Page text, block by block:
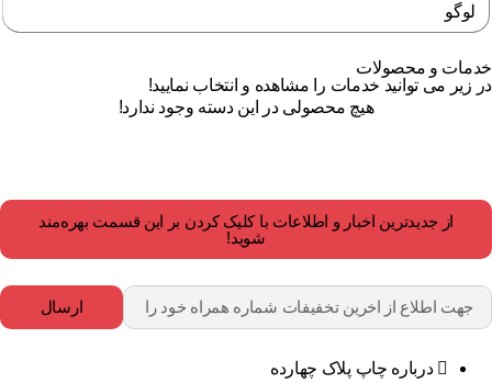
لوگو
خدمات و محصولات
در زیر می توانید خدمات را مشاهده و انتخاب نمایید!
هیچ محصولی در این دسته وجود ندارد!
از جدیدترین اخبار و اطلاعات با کلیک کردن بر این قسمت بهره‌مند
شوید!
ارسال
درباره چاپ پلاک چهارده